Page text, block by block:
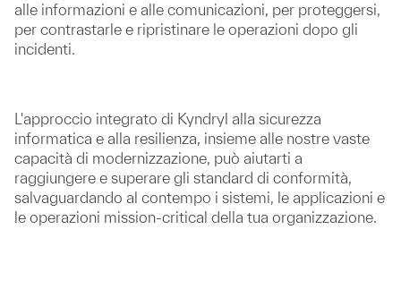
alle informazioni e alle comunicazioni, per proteggersi,
per contrastarle e ripristinare le operazioni dopo gli
incidenti.
L'approccio integrato di Kyndryl alla sicurezza
informatica e alla resilienza, insieme alle nostre vaste
capacità di modernizzazione, può aiutarti a
raggiungere e superare gli standard di conformità,
salvaguardando al contempo i sistemi, le applicazioni e
le operazioni mission-critical della tua organizzazione.